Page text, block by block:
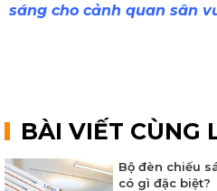
sáng cho cảnh quan sân
BÀI VIẾT CÙNG
Bộ đèn chiếu
có gì đặc biệt?